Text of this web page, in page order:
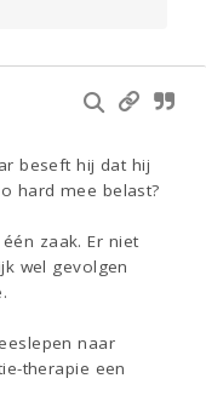
beseft hij dat hij
hard mee belast?
zaak. Er niet
wel gevolgen
naar
therapie een